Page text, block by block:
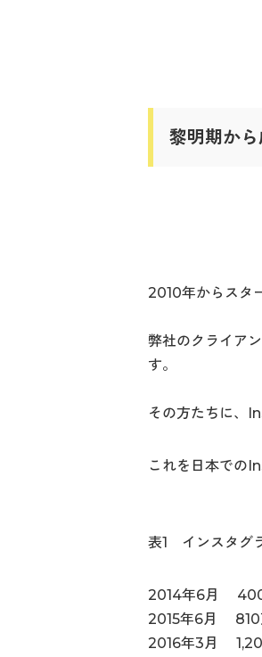
黎明期か
2010年からスタ
弊社のクライア
す。
その方たちに、
これを日本での
表1 インスタグ
2014年6月
2015年6月 810
2016年3月